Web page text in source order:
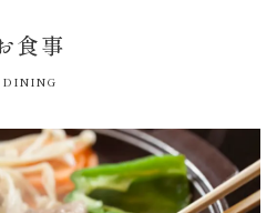
食事
DINING